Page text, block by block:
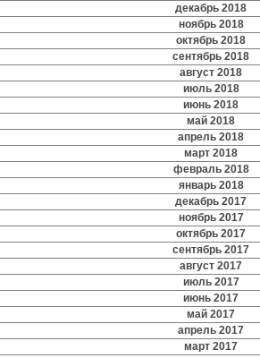
декабрь 2018
ноябрь 2018
октябрь 2018
сентябрь 2018
август 2018
июль 2018
июнь 2018
май 2018
апрель 2018
март 2018
февраль 2018
январь 2018
декабрь 2017
ноябрь 2017
октябрь 2017
сентябрь 2017
август 2017
июль 2017
июнь 2017
май 2017
апрель 2017
март 2017